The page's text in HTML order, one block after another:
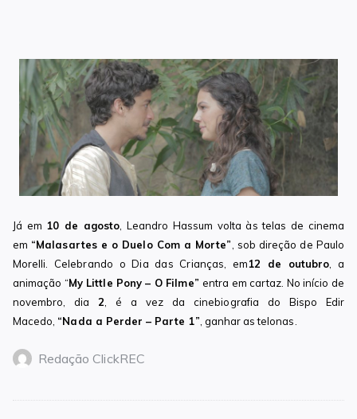
Já em 10 de agosto , Leandro Hassum volta às telas de cinema
em “Malasartes e o Duelo Com a Morte” , sob direção de Paulo
Morelli. Celebrando o Dia das Crianças, em12 de outubro , a
animação “My Little Pony – O Filme” entra em cartaz. No início de
novembro, dia2 , é a vez da cinebiografia do Bispo Edir
Macedo, “Nada a Perder – Parte 1” , ganhar as telonas.
Redação ClickREC